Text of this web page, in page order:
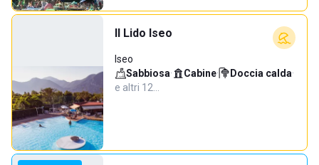
Il Lido Iseo
Iseo
Sabbiosa· Cabine· Doccia calda·
e altri 12…